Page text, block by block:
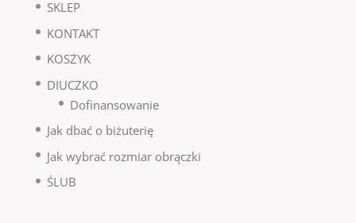
SKLEP
KONTAKT
KOSZYK
DIUCZKO
Dofinansowanie
Jak dbać o biżuterię
Jak wybrać rozmiar obrączki
ŚLUB